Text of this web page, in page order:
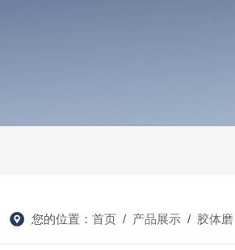
您的位置： 首页 / 产品展示 / 胶体磨